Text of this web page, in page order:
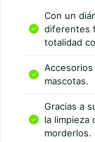
Con un
diferentes
totalidad
mascotas.
Gracias a
la limpieza
morderlos.